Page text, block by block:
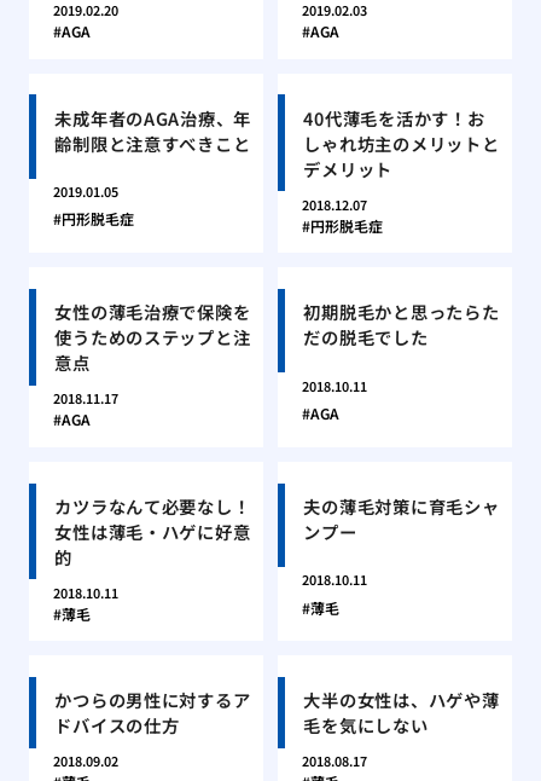
2019.02.20
AGA
2019.02.03
AGA
未成年者のAGA治療、年
齢制限と注意すべきこと
2019.01.05
円形脱毛症
40代薄毛を活かす！お
しゃれ坊主のメリットと
デメリット
2018.12.07
円形脱毛症
女性の薄毛治療で保険を
使うためのステップと注
意点
2018.11.17
AGA
初期脱毛かと思ったらた
だの脱毛でした
2018.10.11
AGA
カツラなんて必要なし！
女性は薄毛・ハゲに好意
的
2018.10.11
薄毛
夫の薄毛対策に育毛シャ
ンプー
2018.10.11
薄毛
かつらの男性に対するア
ドバイスの仕方
2018.09.02
大半の女性は、ハゲや薄
毛を気にしない
2018.08.17